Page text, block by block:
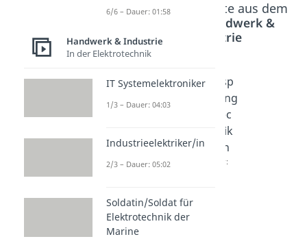
Beliebte Inhalte aus dem
Handwerk &
Industrie
Umwe
Umwe
lttech
n
Dauer:
05:17
Werkz
Werkz
eugm
ikerin
Dauer:
04:32
Zersp
anung
smec
hanik
er/in
Dauer:
6/6 – Dauer: 01:58
Handwerk & Industrie
In der Elektrotechnik
IT Systemelektroniker
1/3 – Dauer: 04:03
Industrieelektriker/in
2/3 – Dauer: 05:02
Soldatin/Soldat für
Elektrotechnik der
Marine